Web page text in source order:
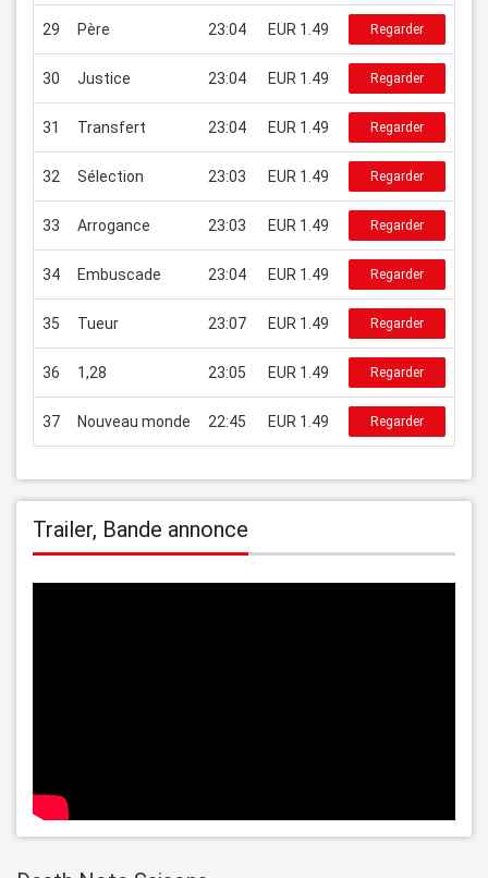
29 Père 23:04 EUR 1.49 Regarder
30 Justice 23:04 EUR 1.49 Regarder
31 Transfert 23:04 EUR 1.49 Regarder
32 Sélection 23:03 EUR 1.49 Regarder
33 Arrogance 23:03 EUR 1.49 Regarder
34 Embuscade 23:04 EUR 1.49 Regarder
35 Tueur 23:07 EUR 1.49 Regarder
36 1,28 23:05 EUR 1.49 Regarder
37 Nouveau monde 22:45 EUR 1.49 Regarder
Trailer, Bande annonce